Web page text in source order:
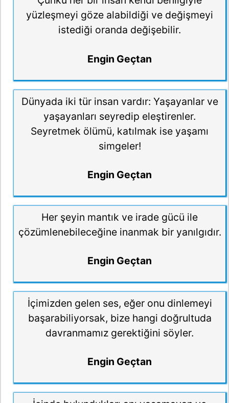
yüzleşmeyi göze alabildiği ve değişmeyi
istediği oranda değişebilir.
Engin Geçtan
Dünyada iki tür insan vardır: Yaşayanlar ve
yaşayanları seyredip eleştirenler.
Seyretmek ölümü, katılmak ise yaşamı
simgeler!
Engin Geçtan
Her şeyin mantık ve irade gücü ile
çözümlenebileceğine inanmak bir yanılgıdır.
Engin Geçtan
İçimizden gelen ses, eğer onu dinlemeyi
başarabiliyorsak, bize hangi doğrultuda
davranmamız gerektiğini söyler.
Engin Geçtan